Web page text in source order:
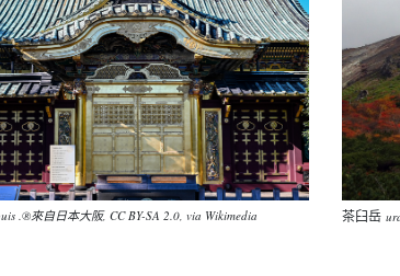
.®來自日本大阪, CC BY-SA 2.0, via Wikimedia
茶臼岳